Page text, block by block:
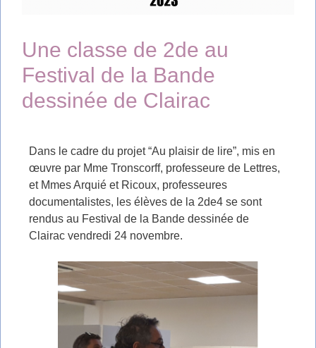
Une classe de 2de au
Festival de la Bande
dessinée de Clairac
Dans le cadre du projet “Au plaisir de lire”, mis en
œuvre par Mme Tronscorff, professeure de Lettres,
et Mmes Arquié et Ricoux, professeures
documentalistes, les élèves de la 2de4 se sont
rendus au Festival de la Bande dessinée de
Clairac vendredi 24 novembre.